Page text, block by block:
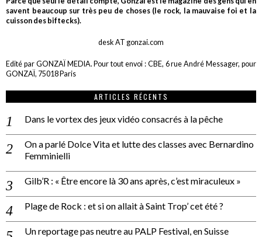
savent beaucoup sur très peu de choses (le rock, la mauvaise foi et la
cuisson des biftecks).
desk AT gonzai.com
Edité par GONZAÏ MEDIA. Pour tout envoi : CBE, 6 rue André Messager, pour
GONZAÏ, 75018 Paris
ARTICLES RÉCENTS
Dans le vortex des jeux vidéo consacrés à la pêche
On a parlé Dolce Vita et lutte des classes avec Bernardino
Femminielli
Gilb’R : « Être encore là 30 ans après, c’est miraculeux »
Plage de Rock : et si on allait à Saint Trop’ cet été ?
Un reportage pas neutre au PALP Festival, en Suisse